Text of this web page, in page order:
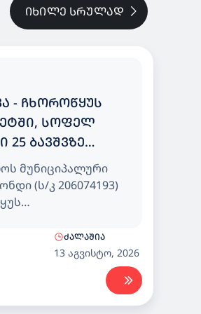
ᲘᲮᲘᲚᲔ ᲡᲠᲣᲚᲐᲓ
- ᲩᲮᲝᲠᲝᲬᲧᲣᲡ
ᲡᲝᲤᲔᲚ
ᲑᲐᲕᲨᲕᲖᲔ
ᲑᲐᲦᲘ
მუნიციპალური
(ს/კ 206074193)
გათვლილი
დეტალური
ᲫᲐᲚᲐᲨᲘᲐ
13 აგვისტო, 2026